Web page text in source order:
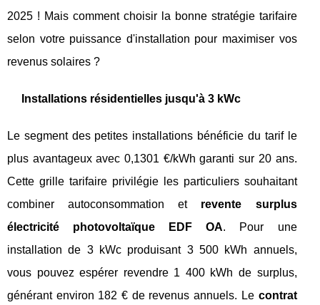
2025 ! Mais comment choisir la bonne stratégie tarifaire
selon votre puissance d'installation pour maximiser vos
revenus solaires ?
Installations résidentielles jusqu'à 3 kWc
Le segment des petites installations bénéficie du tarif le
plus avantageux avec 0,1301 €/kWh garanti sur 20 ans.
Cette grille tarifaire privilégie les particuliers souhaitant
combiner autoconsommation et revente surplus
électricité photovoltaïque EDF OA. Pour une
installation de 3 kWc produisant 3 500 kWh annuels,
vous pouvez espérer revendre 1 400 kWh de surplus,
générant environ 182 € de revenus annuels. Le contrat